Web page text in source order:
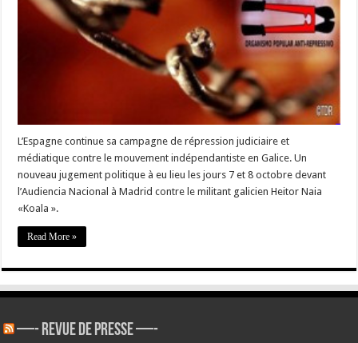
Espagne
l’indépendantisme
galicien »
L’Espagne continue sa campagne de répression judiciaire et
médiatique contre le mouvement indépendantiste en Galice. Un
nouveau jugement politique à eu lieu les jours 7 et 8 octobre devant
l’Audiencia Nacional à Madrid contre le militant galicien Heitor Naia
«Koala ».
Read More »
—- REVUE DE PRESSE —-